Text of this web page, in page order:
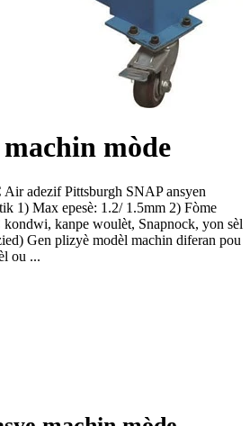
mòde
adezif Pittsburgh SNAP ansyen
1) Max epesè: 1.2/ 1.5mm 2) Fòme
kanpe woulèt, Snapnock, yon sèl
Gen plizyè modèl machin diferan pou
ou ...